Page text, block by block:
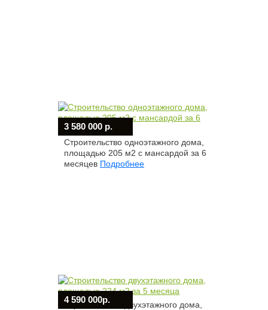
3 580 000 р.
Строительство одноэтажного дома,
площадью 205 м2 с мансардой за 6
месяцев Подробнее
4 590 000р.
Строительство двухэтажного дома,